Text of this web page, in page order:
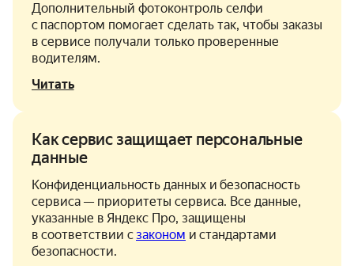
Дополнительный фотоконтроль селфи
с паспортом помогает сделать так, чтобы заказы
в сервисе получали только проверенные
водителям.
Читать
Как сервис защищает персональные
данные
Конфиденциальность данных и безопасность
сервиса — приоритеты сервиса. Все данные,
указанные в Яндекс Про, защищены
в соответствии сзаконом и стандартами
безопасности.